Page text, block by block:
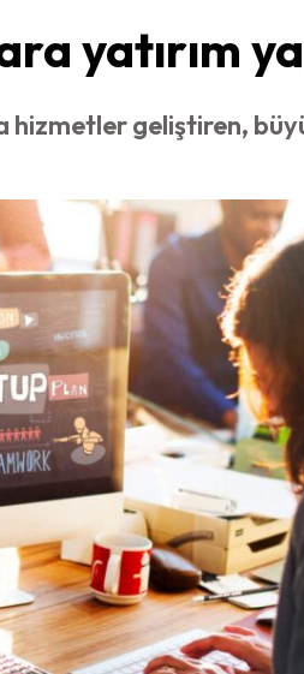
yatırım
hizmetler geliştiren,